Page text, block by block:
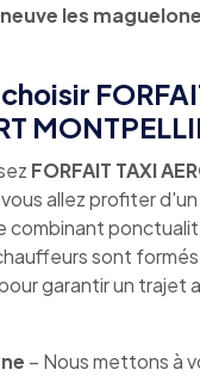
les maguelone
FORFAIT TAXI
vous allez profiter
combinant
sont
garantir un trajet
– Nous mettons à